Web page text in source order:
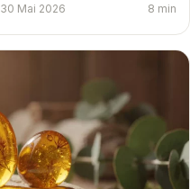
30 Mai 2026 8 min